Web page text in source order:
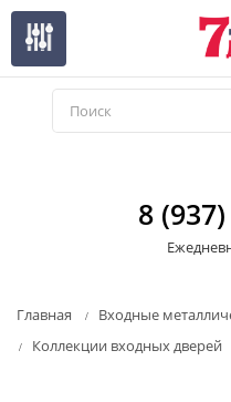
Перейти
основному
содержанию
8
Главная
Входные
Коллекции входных дверей